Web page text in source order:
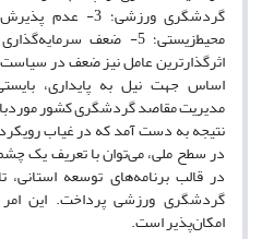
اثرگذارترین عامل نیز ضعف در
اساس جهت نیل به پایداری،
مدیریت مقاصد گردشگری کشور
نتیجه به دست آمد که در غیاب
در سطح ملی، می‌توان با تعریف یک
در قالب برنامه‌های توسعه استانی،
گردشگری ورزشی پرداخت. این امر
امکان‌پذیر است.